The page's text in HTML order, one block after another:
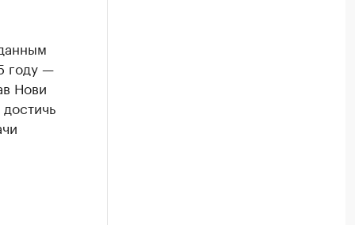
году —
Нови